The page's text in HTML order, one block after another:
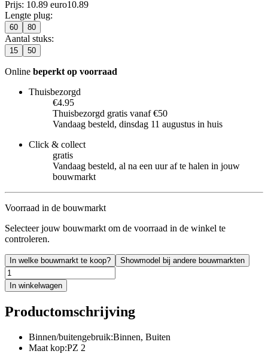
Prijs: 10.89 euro10.89
Lengte plug:
60 80
Aantal stuks:
15 50
Online beperkt op voorraad
Thuisbezorgd
€4.95
Thuisbezorgd gratis vanaf €50
Vandaag besteld, dinsdag 11 augustus in huis
Click & collect
gratis
Vandaag besteld, al na een uur af te halen in jouw
bouwmarkt
Voorraad in de bouwmarkt
Selecteer jouw bouwmarkt om de voorraad in de winkel te
controleren.
In welke bouwmarkt te koop? Showmodel bij andere bouwmarkten
In winkelwagen
Productomschrijving
Binnen/buitengebruik:Binnen, Buiten
Maat kop:PZ 2